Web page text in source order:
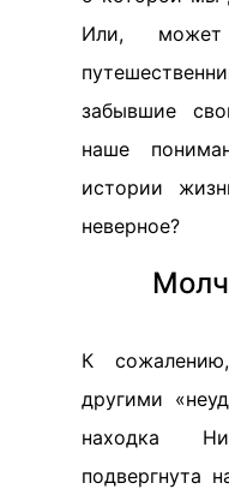
Или,
забывшие
наше
истории
неверное?
К
другими
находка
подвергнута